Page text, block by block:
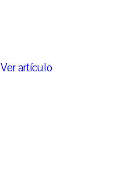
Ver artículo